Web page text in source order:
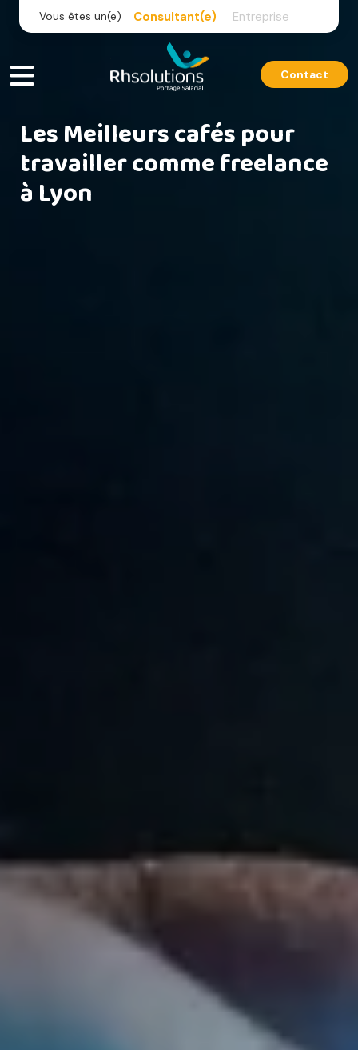
Vous êtes un(e) Consultant(e) Entreprise
Contact
Les Meilleurs cafés pour
travailler comme freelance
à Lyon